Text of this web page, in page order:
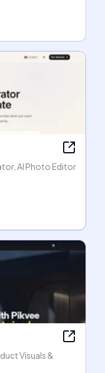
AI Photo Editor
Visuals &